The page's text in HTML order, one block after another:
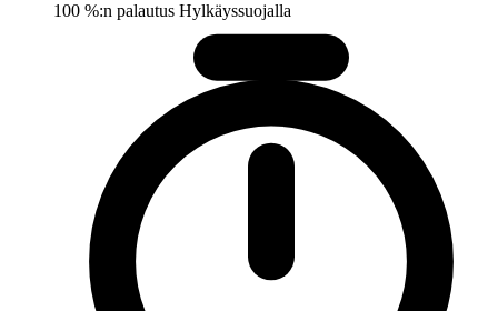
100 %:n palautus Hylkäyssuojalla